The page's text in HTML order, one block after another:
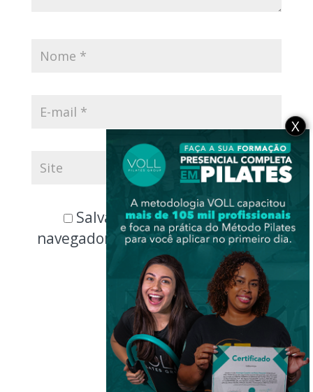
Salvar meus dados neste
navegador para a próxima vez que
eu comentar.
X